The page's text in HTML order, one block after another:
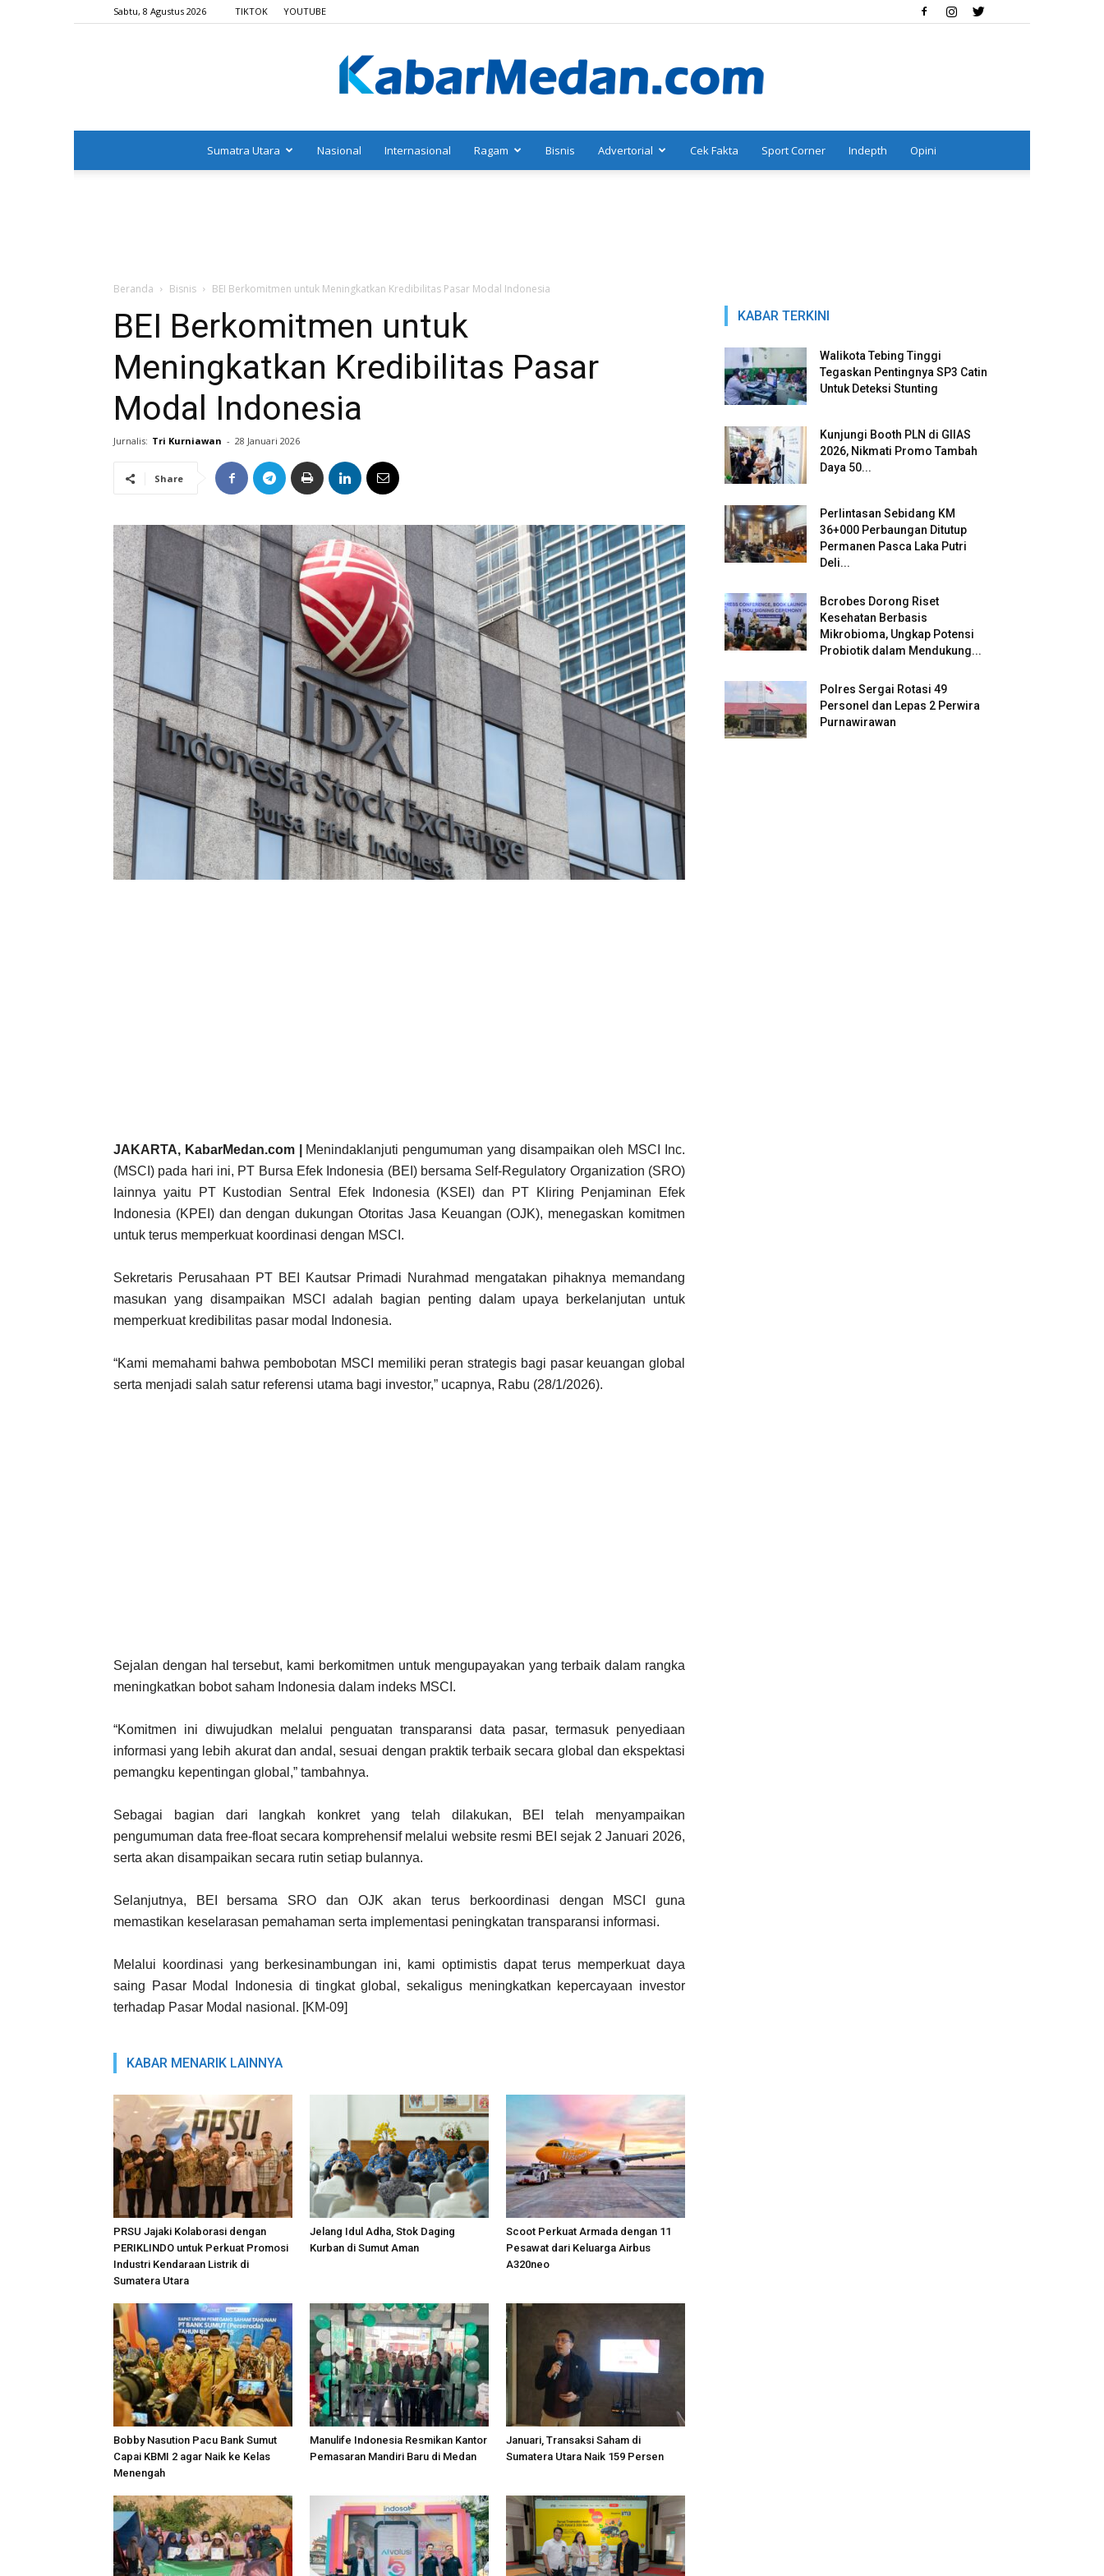
Sabtu, 8 Agustus 2026 TIKTOK YOUTUBE
Sumatra Utara Nasional Internasional Ragam Bisnis Advertorial Cek Fakta Sport Corner Indepth Opini
Beranda Bisnis BEI Berkomitmen untuk Meningkatkan Kredibilitas Pasar Modal Indonesia
BEI Berkomitmen untuk
Meningkatkan Kredibilitas Pasar
Modal Indonesia
Jurnalis: Tri Kurniawan - 28 Januari 2026
Share
JAKARTA, KabarMedan.com |
Menindaklanjuti pengumuman yang disampaikan oleh MSCI Inc.
(MSCI) pada hari ini, PT Bursa Efek Indonesia (BEI) bersama Self-Regulatory Organization (SRO)
lainnya yaitu PT Kustodian Sentral Efek Indonesia (KSEI) dan PT Kliring Penjaminan Efek
Indonesia (KPEI) dan dengan dukungan Otoritas Jasa Keuangan (OJK), menegaskan komitmen
untuk terus memperkuat koordinasi dengan MSCI.
Sekretaris Perusahaan PT BEI Kautsar Primadi Nurahmad mengatakan pihaknya memandang
masukan yang disampaikan MSCI adalah bagian penting dalam upaya berkelanjutan untuk
memperkuat kredibilitas pasar modal Indonesia.
“Kami memahami bahwa pembobotan MSCI memiliki peran strategis bagi pasar keuangan global
serta menjadi salah satur referensi utama bagi investor,” ucapnya, Rabu (28/1/2026).
Sejalan dengan hal tersebut, kami berkomitmen untuk mengupayakan yang terbaik dalam rangka
meningkatkan bobot saham Indonesia dalam indeks MSCI.
“Komitmen ini diwujudkan melalui penguatan transparansi data pasar, termasuk penyediaan
informasi yang lebih akurat dan andal, sesuai dengan praktik terbaik secara global dan ekspektasi
pemangku kepentingan global,” tambahnya.
Sebagai bagian dari langkah konkret yang telah dilakukan, BEI telah menyampaikan
pengumuman data free-float secara komprehensif melalui website resmi BEI sejak 2 Januari 2026,
serta akan disampaikan secara rutin setiap bulannya.
Selanjutnya, BEI bersama SRO dan OJK akan terus berkoordinasi dengan MSCI guna
memastikan keselarasan pemahaman serta implementasi peningkatan transparansi informasi.
Melalui koordinasi yang berkesinambungan ini, kami optimistis dapat terus memperkuat daya
saing Pasar Modal Indonesia di tingkat global, sekaligus meningkatkan kepercayaan investor
terhadap Pasar Modal nasional. [KM-09]
KABAR MENARIK LAINNYA
PRSU Jajaki Kolaborasi dengan
PERIKLINDO untuk Perkuat Promosi
Industri Kendaraan Listrik di
Sumatera Utara
Jelang Idul Adha, Stok Daging
Kurban di Sumut Aman
Scoot Perkuat Armada dengan 11
Pesawat dari Keluarga Airbus
A320neo
Bobby Nasution Pacu Bank Sumut
Capai KBMI 2 agar Naik ke Kelas
Menengah
Manulife Indonesia Resmikan Kantor
Pemasaran Mandiri Baru di Medan
Januari, Transaksi Saham di
Sumatera Utara Naik 159 Persen
KABAR TERKINI
Walikota Tebing Tinggi
Tegaskan Pentingnya SP3 Catin
Untuk Deteksi Stunting
Kunjungi Booth PLN di GIIAS
2026, Nikmati Promo Tambah
Daya 50...
Perlintasan Sebidang KM
36+000 Perbaungan Ditutup
Permanen Pasca Laka Putri
Deli...
Bcrobes Dorong Riset
Kesehatan Berbasis
Mikrobioma, Ungkap Potensi
Probiotik dalam Mendukung...
Polres Sergai Rotasi 49
Personel dan Lepas 2 Perwira
Purnawirawan